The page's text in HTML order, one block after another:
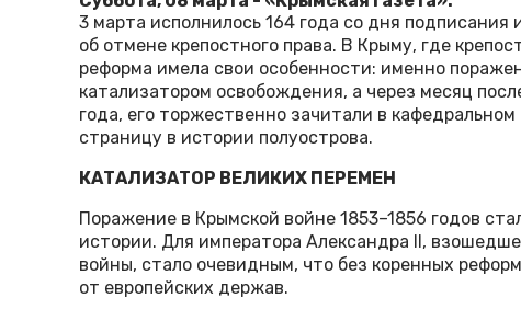
3 марта исполнилось 164 года со дня
об отмене крепостного права. В Крыму, где
реформа имела свои особенности: именно
катализатором освобождения, а через месяц
года, его торжественно зачитали в
страницу в истории полуострова.
КАТАЛИЗАТОР ВЕЛИКИХ ПЕРЕМЕН
Поражение в Крымской войне 1853–1856 годов
истории. Для императора Александра II,
войны, стало очевидным, что без коренных
от европейских держав.